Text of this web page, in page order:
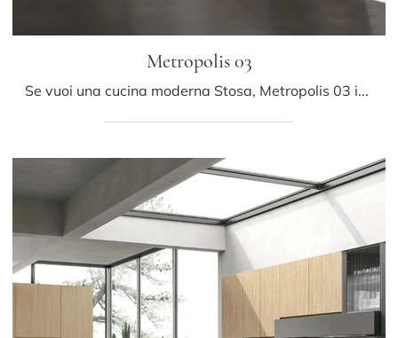
Metropolis 03
Se vuoi una cucina moderna Stosa, Metropolis 03 in legno ti attende nel nostro negozio di Cucine Moderne con penisola.